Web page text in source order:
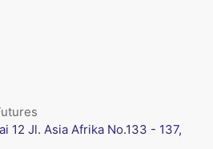
12 Jl. Asia Afrika No.133 - 137,